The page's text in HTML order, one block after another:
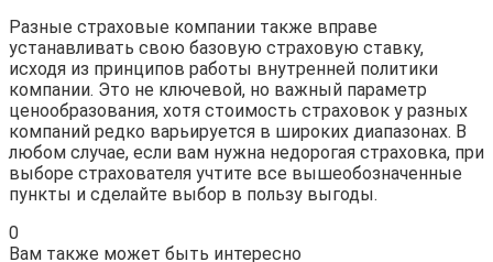
Разные страховые компании также вправе
устанавливать свою базовую страховую ставку,
исходя из принципов работы внутренней политики
компании. Это не ключевой, но важный параметр
ценообразования, хотя стоимость страховок у разных
компаний редко варьируется в широких диапазонах. В
любом случае, если вам нужна недорогая страховка, при
выборе страхователя учтите все вышеобозначенные
пункты и сделайте выбор в пользу выгоды.
0
Вам также может быть интересно